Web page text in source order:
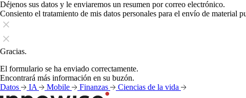
Déjenos sus datos y le enviaremos un resumen por correo electrónico.
Consiento el tratamiento de mis datos personales para el envío de material
Gracias.
El formulario se ha enviado correctamente.
Encontrará más información en su buzón.
Datos
IA Mobile Finanzas Ciencias de la vida